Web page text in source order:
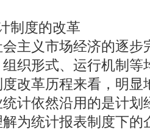
度的改革
义市场经济的逐步
织形式、运行机制等
改革历程来看，明显
计依然沿用的是计划
为统计报表制度下的